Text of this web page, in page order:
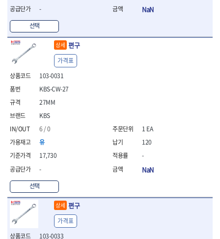
- 케이스
- 수리키트
- 고정링/링
- 핀
-
선택
NaN
상세 편구
103-0031
KBS
6 / 0
유
17,730
-
선택
KBS-CW-27
27MM
가격표
1 EA
120
-
NaN
상세 편구
103-0033
가격표